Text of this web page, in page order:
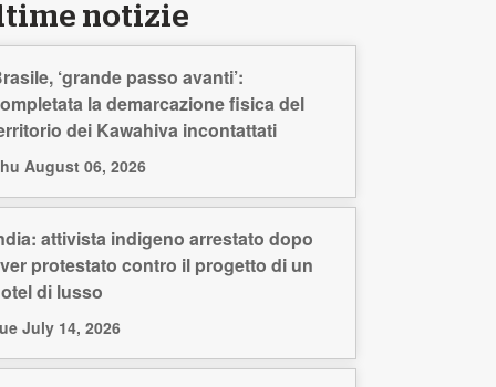
notizie
‘grande passo avanti’:
la demarcazione fisica del
dei Kawahiva incontattati
August 06, 2026
attivista indigeno arrestato dopo
protestato contro il progetto di un
di lusso
July 14, 2026